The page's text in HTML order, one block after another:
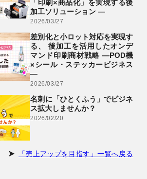
「印刷×商品化」を実現する後
加工ソリューション ―
2026/03/27
差別化と小ロット対応を実現す
る、 後加工を活用したオンデ
マンド印刷商材戦略 ―POD機
×シール・ステッカービジネス
―
2026/03/27
名刺に「ひとくふう」でビジネ
ス拡大しませんか？
2026/02/20
「売上アップを目指す」一覧へ戻る